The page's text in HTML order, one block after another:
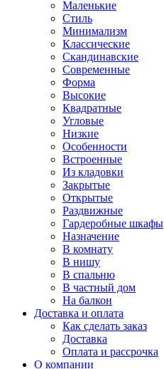
Маленькие
Стиль
Минимализм
Классические
Скандинавские
Современные
Форма
Высокие
Квадратные
Угловые
Низкие
Особенности
Встроенные
Из кладовки
Закрытые
Открытые
Раздвижные
Гардеробные шкафы
Назначение
В комнату
В нишу
В спальню
В частный дом
На балкон
Доставка и оплата
Как сделать заказ
Доставка
Оплата и рассрочка
О компании